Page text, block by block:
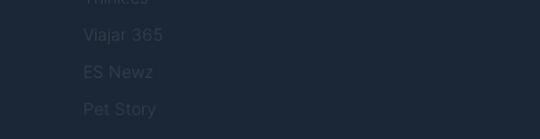
Viajar 365
ES Newz
Pet Story